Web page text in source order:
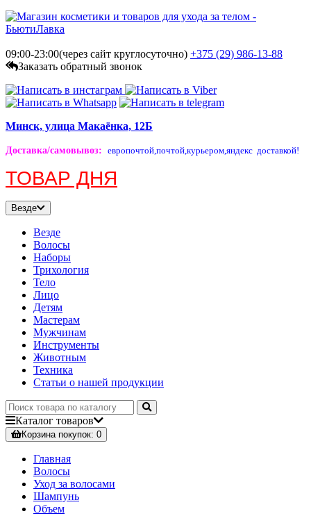
09:00-23:00(через сайт круглосуточно) +375 (29) 986-13-88
Заказать обратный звонок
Минск, улица Макаёнка, 12Б
Доставка/самовывоз: европочтой,почтой,курьером,яндекс доставкой!
ТОВАР ДНЯ
Везде
Везде
Волосы
Наборы
Трихология
Тело
Лицо
Детям
Мастерам
Мужчинам
Инструменты
Животным
Техника
Статьи о нашей продукции
Каталог товаров
Корзинапокупок: 0
Главная
Волосы
Уход за волосами
Шампунь
Объем